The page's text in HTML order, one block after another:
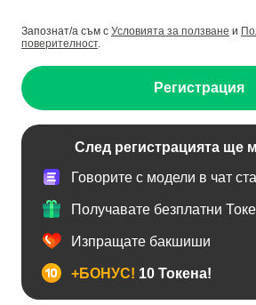
Запознат/а съм с Условията за ползване и
поверителност.
Регистрация
След регистрацията ще
Говорите с модели в чат
Получавате безплатни
Изпращате бакшиши
+БОНУС! 10 Токена!